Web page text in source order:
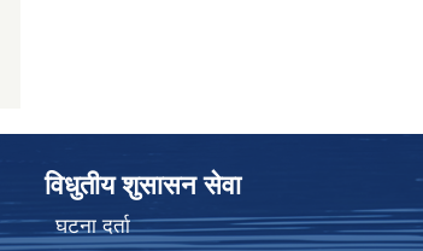
विधुतीय शुसासन सेवा
घटना दर्ता